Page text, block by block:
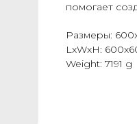
помогает
Размеры:
LxWxH:
Weight: 7191 g